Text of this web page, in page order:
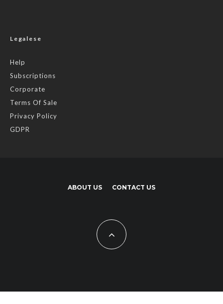
Legalese
Help
Subscriptions
Corporate
Terms Of Sale
Privacy Policy
GDPR
ABOUT US CONTACT US